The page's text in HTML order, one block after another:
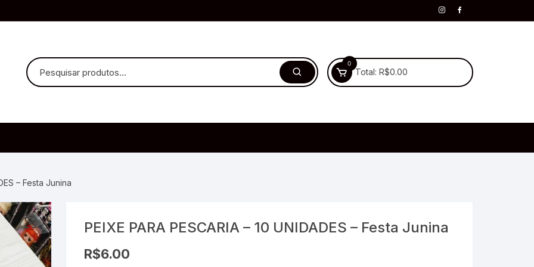
0
Total: R$0.00
Microfone
– Festa Junina
PEIXE PARA PESCARIA – 10 UNIDADES – Festa Junina
R$6.00